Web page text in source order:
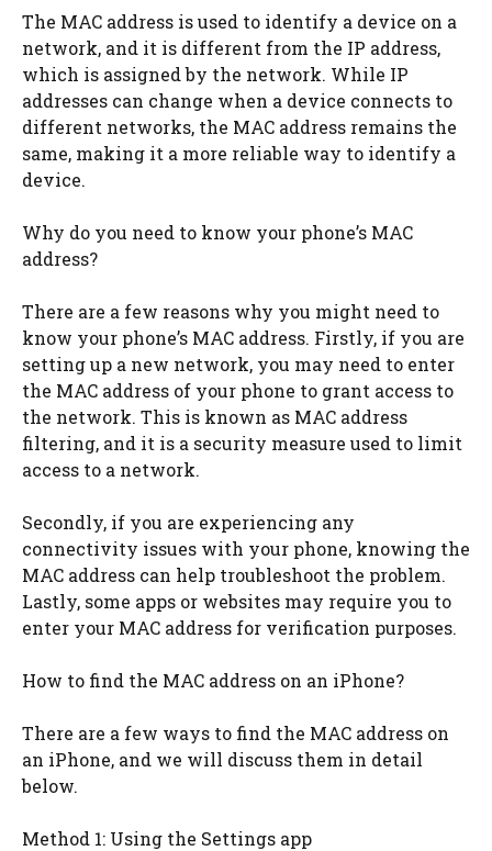
The MAC address is used to identify a device on a
network, and it is different from the IP address,
which is assigned by the network. While IP
addresses can change when a device connects to
different networks, the MAC address remains the
same, making it a more reliable way to identify a
device.
Why do you need to know your phone’s MAC
address?
There are a few reasons why you might need to
know your phone’s MAC address. Firstly, if you are
setting up a new network, you may need to enter
the MAC address of your phone to grant access to
the network. This is known as MAC address
filtering, and it is a security measure used to limit
access to a network.
Secondly, if you are experiencing any
connectivity issues with your phone, knowing the
MAC address can help troubleshoot the problem.
Lastly, some apps or websites may require you to
enter your MAC address for verification purposes.
How to find the MAC address on an iPhone?
There are a few ways to find the MAC address on
an iPhone, and we will discuss them in detail
below.
Method 1: Using the Settings app